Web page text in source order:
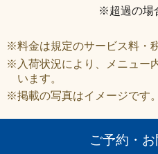
※超過の場
※料金は規定のサービス料・
※入荷状況により、メニュー
います。
※掲載の写真はイメージです。
ご予約・